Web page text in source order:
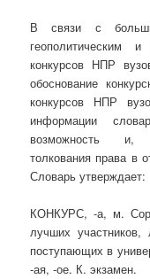
В связи с
геополитическим и
конкурсов НПР
обоснование
конкурсов НПР
информации
возможность и,
толкования права в
Словарь утверждает:
КОНКУРС, -а, м.
лучших
поступающих в
-ая, -ое. К. экзамен.